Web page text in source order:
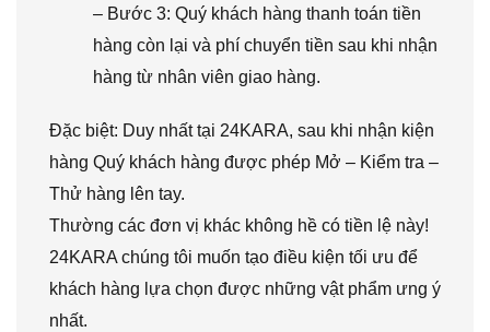
– Bước 3: Quý khách hàng thanh toán tiền
hàng còn lại và phí chuyển tiền sau khi nhận
hàng từ nhân viên giao hàng.
Đặc biệt: Duy nhất tại 24KARA, sau khi nhận kiện
hàng Quý khách hàng được phép Mở – Kiểm tra –
Thử hàng lên tay.
Thường các đơn vị khác không hề có tiền lệ này!
24KARA chúng tôi muốn tạo điều kiện tối ưu để
khách hàng lựa chọn được những vật phẩm ưng ý
nhất.